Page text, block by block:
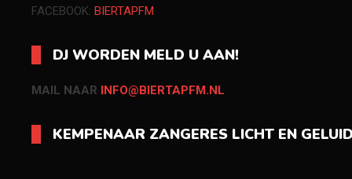
FACEBOOK: BIERTAPFM
DJ WORDEN MELD U AAN!
MAIL NAAR INFO@BIERTAPFM.NL
KEMPENAAR ZANGERES LICHT EN